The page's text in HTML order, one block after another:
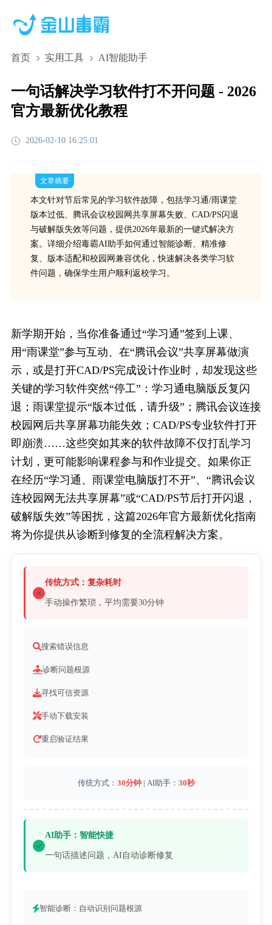
首页 实用工具 AI智能助手
一句话解决学习软件打不开问题 - 2026
官方最新优化教程
2026-02-10 16:25:01
文章摘要
本文针对节后常见的学习软件故障，包括学习通/雨课堂
版本过低、腾讯会议校园网共享屏幕失败、CAD/PS闪退
与破解版失效等问题，提供2026年最新的一键式解决方
案。详细介绍毒霸AI助手如何通过智能诊断、精准修
复、版本适配和校园网兼容优化，快速解决各类学习软
件问题，确保学生用户顺利返校学习。
新学期开始，当你准备通过“学习通”签到上课、
用“雨课堂”参与互动、在“腾讯会议”共享屏幕做演
示，或是打开CAD/PS完成设计作业时，却发现这些
关键的学习软件突然“停工”：学习通电脑版反复闪
退；雨课堂提示“版本过低，请升级”；腾讯会议连接
校园网后共享屏幕功能失效；CAD/PS专业软件打开
即崩溃……这些突如其来的软件故障不仅打乱学习
计划，更可能影响课程参与和作业提交。如果你正
在经历“学习通、雨课堂电脑版打不开”、“腾讯会议
连校园网无法共享屏幕”或“CAD/PS节后打开闪退，
破解版失效”等困扰，这篇2026年官方最新优化指南
将为你提供从诊断到修复的全流程解决方案。
传统方式：复杂耗时
手动操作繁琐，平均需要30分钟
搜索错误信息
诊断问题根源
寻找可信资源
手动下载安装
重启验证结果
传统方式： 30分钟 | AI助手： 30秒
AI助手：智能快捷
一句话描述问题，AI自动诊断修复
智能诊断：自动识别问题根源